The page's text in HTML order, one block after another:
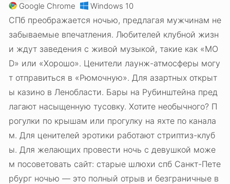
Google Chrome Windows 10
СПб преображается ночью, предлагая мужчинам не
забываемые впечатления. Любителей клубной жизн
и ждут заведения с живой музыкой, такие как «MO
D» или «Хорошо». Ценители лаунж-атмосферы могу
т отправиться в «Рюмочную». Для азартных открыт
ы казино в Ленобласти. Бары на Рубинштейна пред
лагают насыщенную тусовку. Хотите необычного? П
рогулки по крышам или прогулку на яхте по канала
м. Для ценителей эротики работают стриптиз-клуб
ы. Для желающих провести ночь с девушкой може
м посоветовать сайт: старые шлюхи спб Санкт-Пете
рбург ночью — это полный отрыв и безграничные в